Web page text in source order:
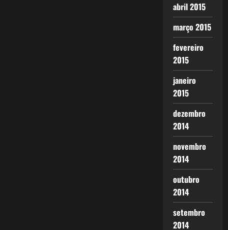
abril 2015
março 2015
fevereiro
2015
janeiro
2015
dezembro
2014
novembro
2014
outubro
2014
setembro
2014